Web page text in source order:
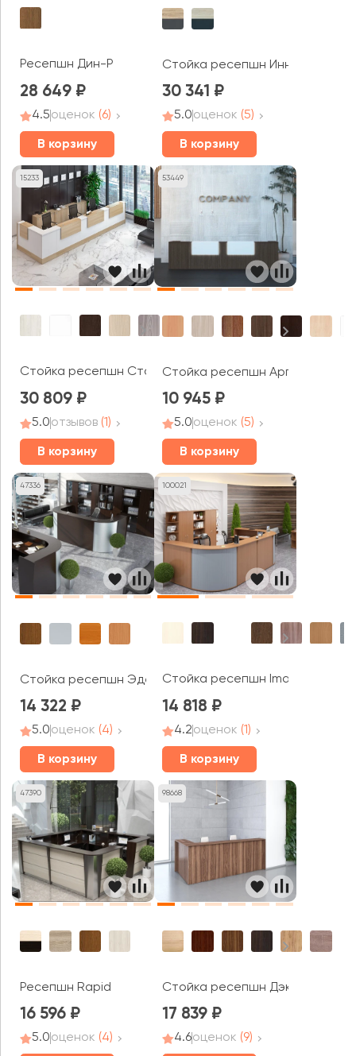
Ресепшн Дин-Р
28 649
4.5оценок (6)
В корзину
Стойка ресепшн Инновация
30 341
5.0оценок (5)
В корзину
15233
Стойка ресепшн Стайл Систем / Style System
30 809
5.0отзывов (1)
В корзину
53449
Стойка ресепшн Арго Техно
10 945
5.0оценок (5)
В корзину
47336
Стойка ресепшн Эдем
14 322
5.0оценок (4)
В корзину
100021
Стойка ресепшн Imago Р
14 818
4.2оценок (1)
В корзину
47390
Ресепшн Rapid
16 596
5.0оценок (4)
98668
Стойка ресепшн Дэкс / Dex
17 839
4.6оценок (9)